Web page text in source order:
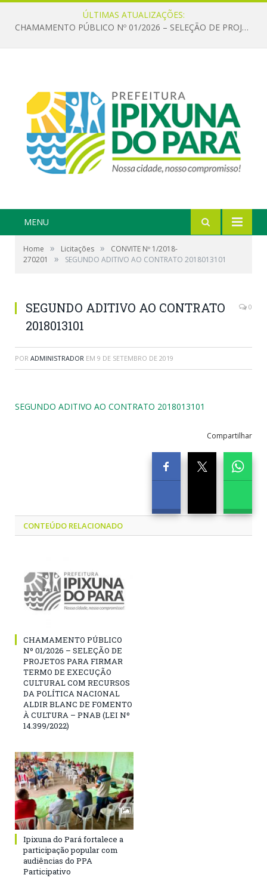
ÚLTIMAS ATUALIZAÇÕES:
CHAMAMENTO PÚBLICO Nº 01/2026 – SELEÇÃO DE PROJETOS PARA FIRMAR TERMO DE EXECUÇÃO CULTURAL COM RECURSOS DA POLÍTICA NACIONAL ALDIR BLANC DE FOMENTO À CULTURA – PNAB (LEI Nº 14.399/2022)
MENU
Home » Licitações »
CONVITE Nº 1/2018-
270201
» SEGUNDO ADITIVO AO CONTRATO 2018013101
SEGUNDO ADITIVO AO CONTRATO
2018013101
0
POR ADMINISTRADOR EM 9 DE SETEMBRO DE 2019
SEGUNDO ADITIVO AO CONTRATO 2018013101
Compartilhar
CONTEÚDO RELACIONADO
CHAMAMENTO PÚBLICO
Nº 01/2026 – SELEÇÃO DE
PROJETOS PARA FIRMAR
TERMO DE EXECUÇÃO
CULTURAL COM RECURSOS
DA POLÍTICA NACIONAL
ALDIR BLANC DE FOMENTO
À CULTURA – PNAB (LEI Nº
14.399/2022)
Ipixuna do Pará fortalece a
participação popular com
audiências do PPA
Participativo